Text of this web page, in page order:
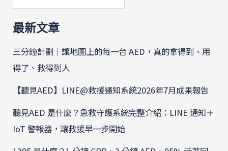
最新文章
三分鐘計劃｜讓地圖上的每一台 AED，真的拿得到、用
得了、救得到人
【聽見AED】LINE@救援通知系統2026年7月成果報告
聽見AED 是什麼？急救守護系統完整介紹：LINE 通知＋
IoT 警報器，讓救援早一步開始